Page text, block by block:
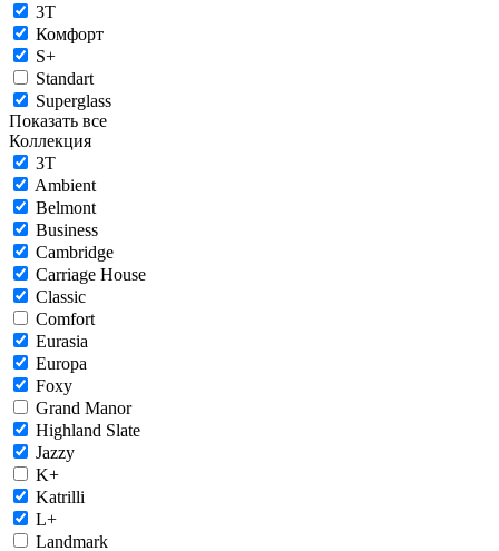
3T
Комфорт
S+
Standart
Superglass
Показать все
Коллекция
3T
Ambient
Belmont
Business
Cambridge
Carriage House
Classic
Comfort
Eurasia
Europa
Foxy
Grand Manor
Highland Slate
Jazzy
K+
Katrilli
L+
Landmark